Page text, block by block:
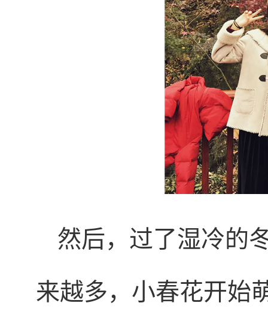
然后，过了湿冷的
来越多，小春花开始